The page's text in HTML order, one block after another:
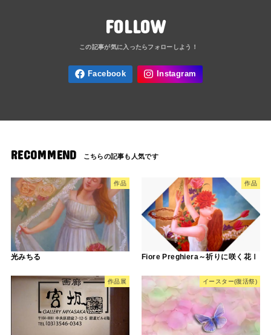
FOLLOW
RECOMMEND
作品
光みちる
作品
Fiore Preghiera～祈りに咲く花Ⅰ
作品展 イースター(復活祭)